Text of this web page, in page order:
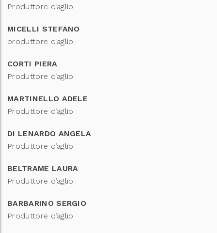
Produttore d’aglio
MICELLI STEFANO
produttore d’aglio
CORTI PIERA
Produttore d’aglio
MARTINELLO ADELE
Produttore d’aglio
DI LENARDO ANGELA
Produttore d’aglio
BELTRAME LAURA
Produttore d’aglio
BARBARINO SERGIO
Produttore d’aglio